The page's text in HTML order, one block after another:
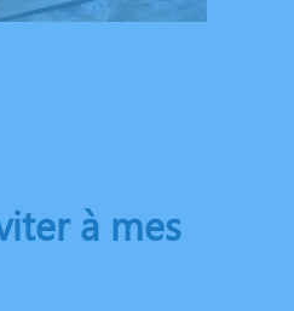
à mes